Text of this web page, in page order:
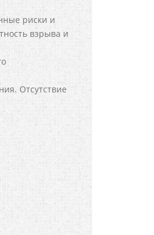
риски и
взрыва и
Отсутствие